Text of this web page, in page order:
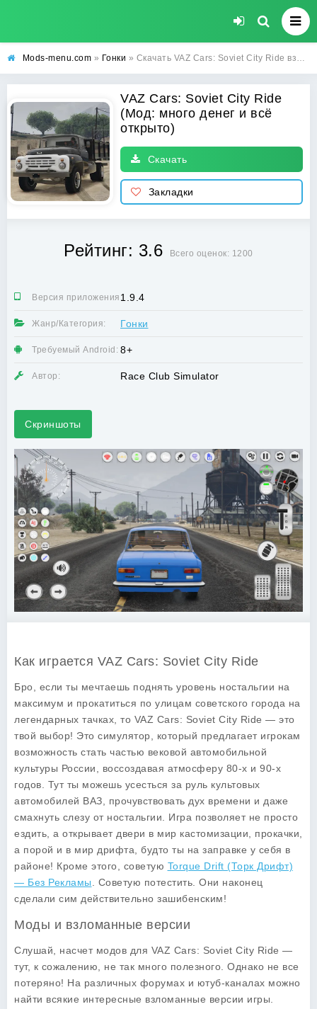
Mods-menu.com » Гонки » Скачать VAZ Cars: Soviet City Ride взлом на много денег и всё открыто на Андроид
VAZ Cars: Soviet City Ride
(Мод: много денег и всё
открыто)
Скачать
Закладки
Рейтинг: 3.6 Всего оценок: 1200
Версия приложения:1.9.4
Жанр/Категория: Гонки
Требуемый Android: 8+
Автор: Race Club Simulator
Скриншоты
Как играется VAZ Cars: Soviet City Ride
Бро, если ты мечтаешь поднять уровень ностальгии на
максимум и прокатиться по улицам советского города на
легендарных тачках, то VAZ Cars: Soviet City Ride — это
твой выбор! Это симулятор, который предлагает игрокам
возможность стать частью вековой автомобильной
культуры России, воссоздавая атмосферу 80-х и 90-х
годов. Тут ты можешь усесться за руль культовых
автомобилей ВАЗ, прочувствовать дух времени и даже
смахнуть слезу от ностальгии. Игра позволяет не просто
ездить, а открывает двери в мир кастомизации, прокачки,
а порой и в мир дрифта, будто ты на заправке у себя в
районе! Кроме этого, советую Torque Drift (Торк Дрифт)
— Без Рекламы . Советую потестить. Они наконец
сделали сим действительно зашибенским!
Моды и взломанные версии
Слушай, насчет модов для VAZ Cars: Soviet City Ride —
тут, к сожалению, не так много полезного. Однако не все
потеряно! На различных форумах и ютуб-каналах можно
найти всякие интересные взломанные версии игры.